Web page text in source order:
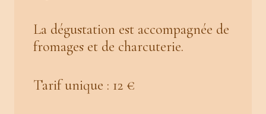
La dégustation est accompagnée de
fromages et de charcuterie.
Tarif unique : 12 €